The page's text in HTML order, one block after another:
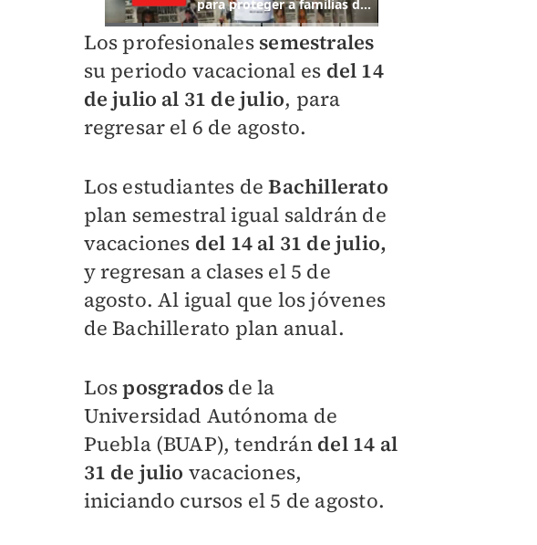
Los profesionales semestrales
su periodo vacacional es del 14
de julio al 31 de julio, para
regresar el 6 de agosto.
Los estudiantes deBachillerato
plan semestral igual saldrán de
vacaciones del 14 al 31 de julio,
y regresan a clases el 5 de
agosto. Al igual que los jóvenes
de Bachillerato plan anual.
Losposgrados de la
Universidad Autónoma de
Puebla (BUAP), tendrándel 14 al
31 de julio vacaciones,
iniciando cursos el 5 de agosto.